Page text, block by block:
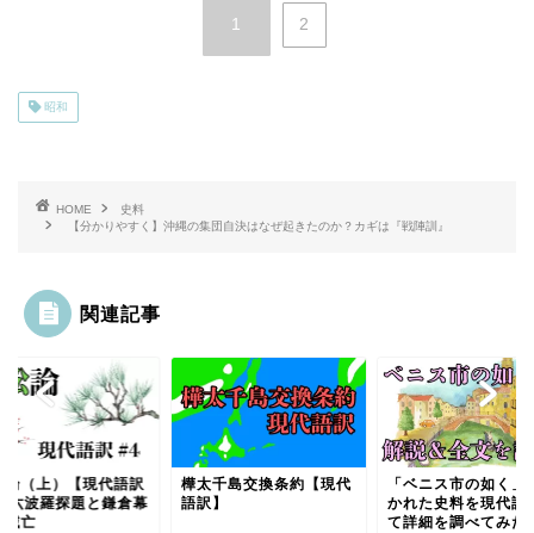
1 2
昭和
HOME
史料
【分かりやすく】沖縄の集団自決はなぜ起きたのか？カギは『戦陣訓』
関連記事
論（上）【現代語訳
六波羅探題と鎌倉幕
滅亡
樺太千島交換条約【現代
語訳】
「ベニス市の如く」
かれた史料を現代語
て詳細を調べてみた